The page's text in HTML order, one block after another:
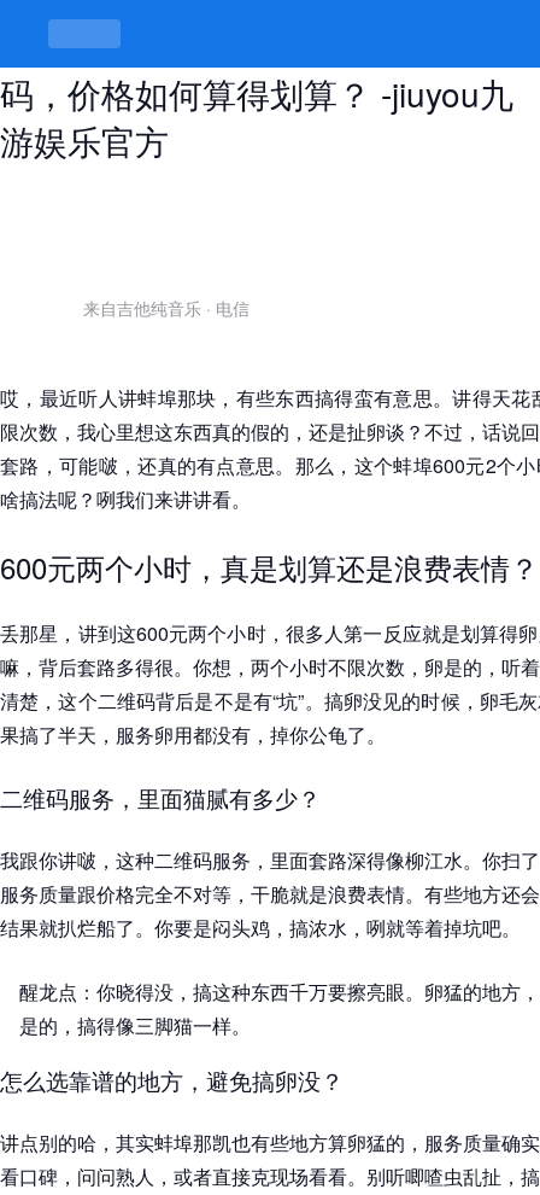
蚌埠600元2个小时不限次数二维
码，价格如何算得划算？ -jiuyou九
游娱乐官方
来自吉他纯音乐 · 电信
哎，最近听人讲蚌埠那块，有些东西搞得蛮有意思。讲得天
限次数，我心里想这东西真的假的，还是扯卵谈？不过，话说
套路，可能啵，还真的有点意思。那么，这个蚌埠600元2个
啥搞法呢？咧我们来讲讲看。
600元两个小时，真是划算还是浪费表情？
丢那星，讲到这600元两个小时，很多人第一反应就是划算得
嘛，背后套路多得很。你想，两个小时不限次数，卵是的，听
清楚，这个二维码背后是不是有“坑”。搞卵没见的时候，卵毛
果搞了半天，服务卵用都没有，掉你公龟了。
二维码服务，里面猫腻有多少？
我跟你讲啵，这种二维码服务，里面套路深得像柳江水。你扫
服务质量跟价格完全不对等，干脆就是浪费表情。有些地方还
结果就扒烂船了。你要是闷头鸡，搞浓水，咧就等着掉坑吧。
醒龙点：你晓得没，搞这种东西千万要擦亮眼。卵猛的地方
是的，搞得像三脚猫一样。
怎么选靠谱的地方，避免搞卵没？
讲点别的哈，其实蚌埠那凯也有些地方算卵猛的，服务质量确
看口碑，问问熟人，或者直接克现场看看。别听唧喳虫乱扯，